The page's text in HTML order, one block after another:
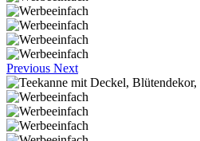
Previous Next